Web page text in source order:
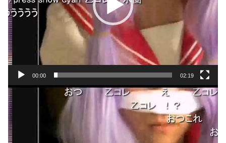
ヤ
ー
00:00 02:19
動
画
プ
レ